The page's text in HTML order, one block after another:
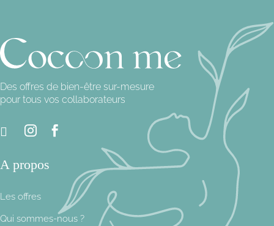
Des offres de bien-être sur-mesure
pour tous vos collaborateurs
  
A propos
Les offres
Qui sommes-nous ?